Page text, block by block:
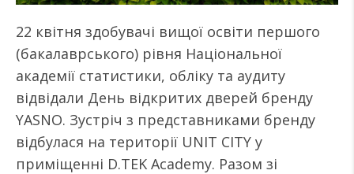
22 квітня здобувачі вищої освіти першого
(бакалаврського) рівня Національної
академії статистики, обліку та аудиту
відвідали День відкритих дверей бренду
YASNO. Зустріч з представниками бренду
відбулася на території UNIT CITY у
приміщенні D.TEK Academy. Разом зі